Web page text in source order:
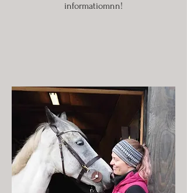
informatiomnn!